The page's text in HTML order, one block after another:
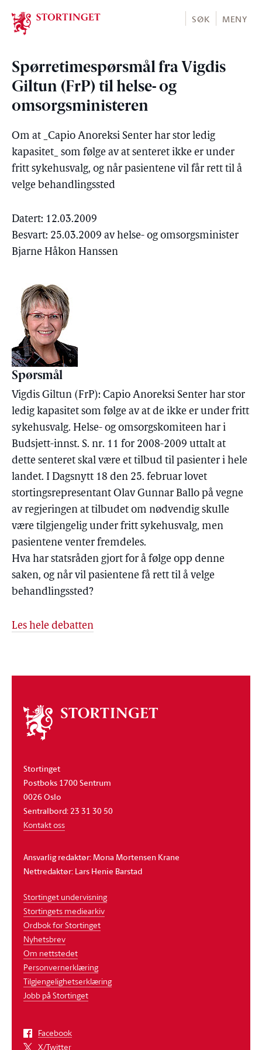
Stortinget.no
SØK MENY
Spørretimespørsmål fra Vigdis
Giltun (FrP) til helse- og
omsorgsministeren
Om at _Capio Anoreksi Senter har stor ledig
kapasitet_ som følge av at senteret ikke er under
fritt sykehusvalg, og når pasientene vil får rett til å
velge behandlingssted
Datert: 12.03.2009
Besvart: 25.03.2009 av helse- og omsorgsminister
Bjarne Håkon Hanssen
Spørsmål
Vigdis Giltun (FrP): Capio Anoreksi Senter har stor
ledig kapasitet som følge av at de ikke er under fritt
sykehusvalg. Helse- og omsorgskomiteen har i
Budsjett-innst. S. nr. 11 for 2008-2009 uttalt at
dette senteret skal være et tilbud til pasienter i hele
landet. I Dagsnytt 18 den 25. februar lovet
stortingsrepresentant Olav Gunnar Ballo på vegne
av regjeringen at tilbudet om nødvendig skulle
være tilgjengelig under fritt sykehusvalg, men
pasientene venter fremdeles.
Hva har statsråden gjort for å følge opp denne
saken, og når vil pasientene få rett til å velge
behandlingssted?
Les hele debatten
Om
stortinget
Stortinget
Postboks 1700 Sentrum
0026 Oslo
Sentralbord: 23 31 30 50
Kontakt oss
Ansvarlig redaktør: Mona Mortensen Krane
Nettredaktør: Lars Henie Barstad
Stortinget undervisning
Stortingets mediearkiv
Ordbok for Stortinget
Nyhetsbrev
Om nettstedet
Personvernerklæring
Tilgjengelighetserklæring
Jobb på Stortinget
Facebook
X/Twitter